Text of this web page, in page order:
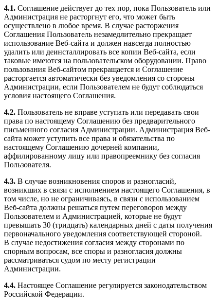
4.1. Соглашение действует до тех пор, пока Пользователь или
Администрация не расторгнут его, что может быть
осуществлено в любое время. В случае расторжения
Соглашения Пользователь незамедлительно прекращает
использование Веб-сайта и должен навсегда полностью
удалить или деинсталлировать все копии Веб-сайта, если
таковые имеются на пользовательском оборудовании. Право
пользования Веб-сайтом прекращается и Соглашение
расторгается автоматически без уведомления со стороны
Администрации, если Пользователем не будут соблюдаться
условия настоящего Соглашения.
4.2. Пользователь не вправе уступать или передавать свои
права по настоящему Соглашению без предварительного
письменного согласия Администрации. Администрация Веб-
сайта может уступить все права и обязательства по
настоящему Соглашению дочерней компании,
аффилированному лицу или правопреемнику без согласия
Пользователя.
4.3. В случае возникновения споров и разногласий,
возникших в связи с исполнением настоящего Соглашения, в
том числе, но не ограничиваясь, в связи с использованием
Веб-сайта должны решаться путем переговоров между
Пользователем и Администрацией, которые не будут
превышать 30 (тридцать) календарных дней с даты получения
первоначального уведомления соответствующей стороной.
В случае недостижения согласия между сторонами по
спорным вопросам, все споры и разногласия должны
рассматриваться судом по месту регистрации
Администрации.
4.4. Настоящее Соглашение регулируется законодательством
Российской Федерации.